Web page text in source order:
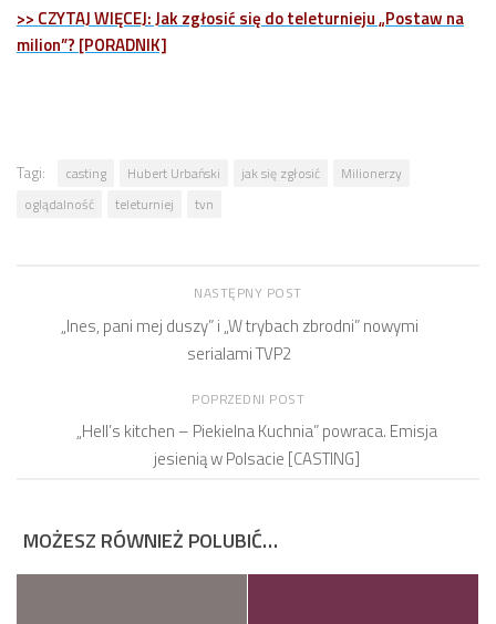
>> CZYTAJ WIĘCEJ: Jak zgłosić się do teleturnieju „Postaw na
milion”? [PORADNIK]
Tagi: casting Hubert Urbański jak się zgłosić
Milionerzy
oglądalność
teleturniej tvn
NASTĘPNY POST
„Ines, pani mej duszy” i „W trybach zbrodni” nowymi
serialami TVP2
POPRZEDNI POST
„Hell’s kitchen – Piekielna Kuchnia” powraca. Emisja
jesienią w Polsacie [CASTING]
MOŻESZ RÓWNIEŻ POLUBIĆ…